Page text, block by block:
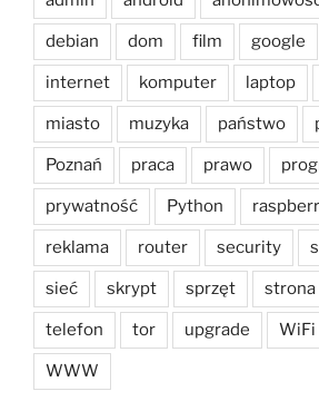
debian dom film google
internet komputer laptop
miasto muzyka państwo
Poznań praca prawo
prywatność Python
reklama router security
sieć skrypt sprzęt strona
telefon tor upgrade WiFi
WWW